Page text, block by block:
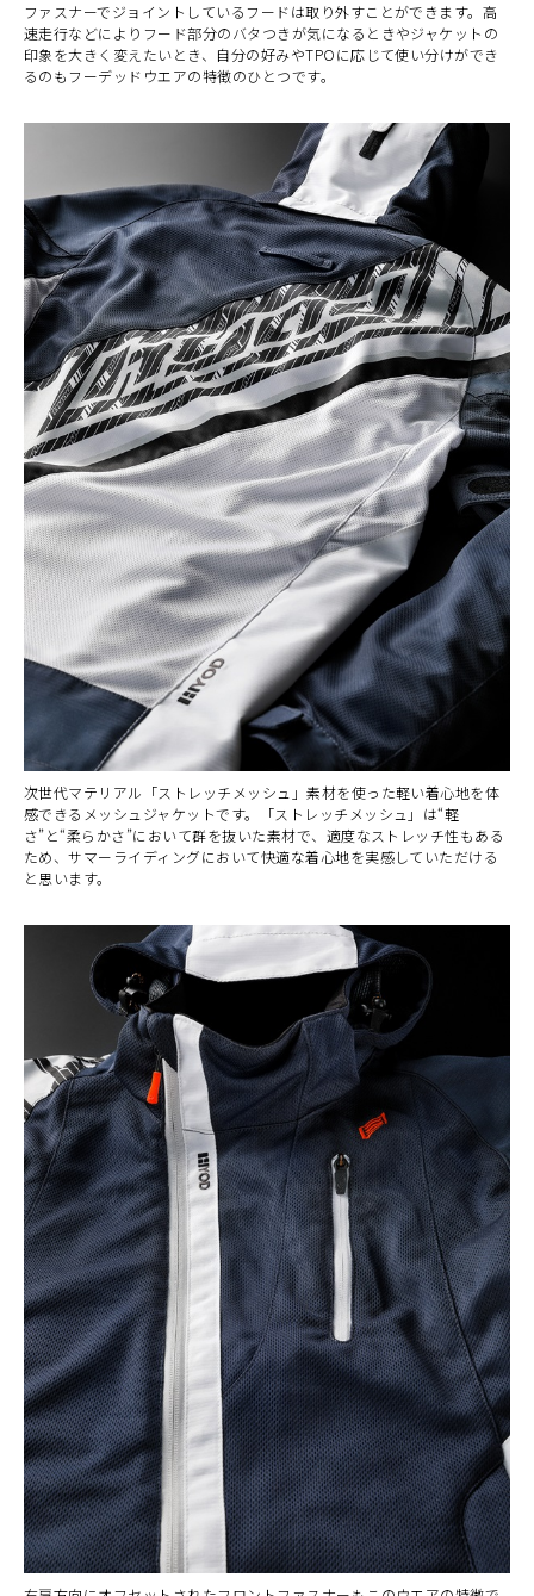
ファスナーでジョイントしているフードは取り外すことができます。高
速走行などによりフード部分のバタつきが気になるときやジャケットの
印象を大きく変えたいとき、自分の好みやTPOに応じて使い分けができ
るのもフーデッドウエアの特徴のひとつです。
次世代マテリアル「ストレッチメッシュ」素材を使った軽い着心地を体
感できるメッシュジャケットです。「ストレッチメッシュ」は“軽
さ”と“柔らかさ”において群を抜いた素材で、適度なストレッチ性もある
ため、サマーライディングにおいて快適な着心地を実感していただける
と思います。